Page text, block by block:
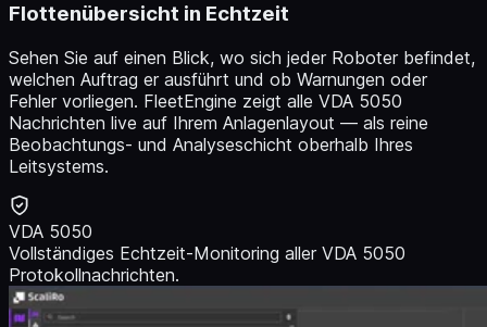
Flottenübersicht in Echtzeit
Sehen Sie auf einen Blick, wo sich jeder Roboter befindet,
welchen Auftrag er ausführt und ob Warnungen oder
Fehler vorliegen. FleetEngine zeigt alle VDA 5050
Nachrichten live auf Ihrem Anlagenlayout — als reine
Beobachtungs- und Analyseschicht oberhalb Ihres
Leitsystems.
VDA 5050
Vollständiges Echtzeit-Monitoring aller VDA 5050
Protokollnachrichten.